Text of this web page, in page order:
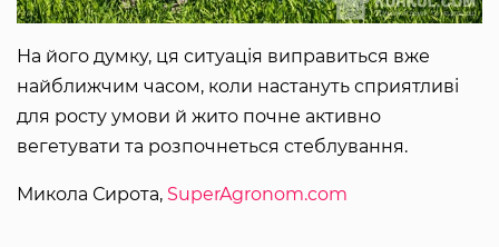
На його думку, ця ситуація виправиться вже
найближчим часом, коли настануть сприятливі
для росту умови й жито почне активно
вегетувати та розпочнеться стеблування.
Микола Сирота, SuperAgronom.com